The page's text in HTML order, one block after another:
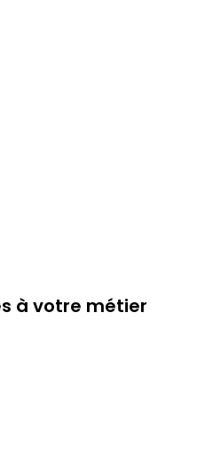
à votre métier